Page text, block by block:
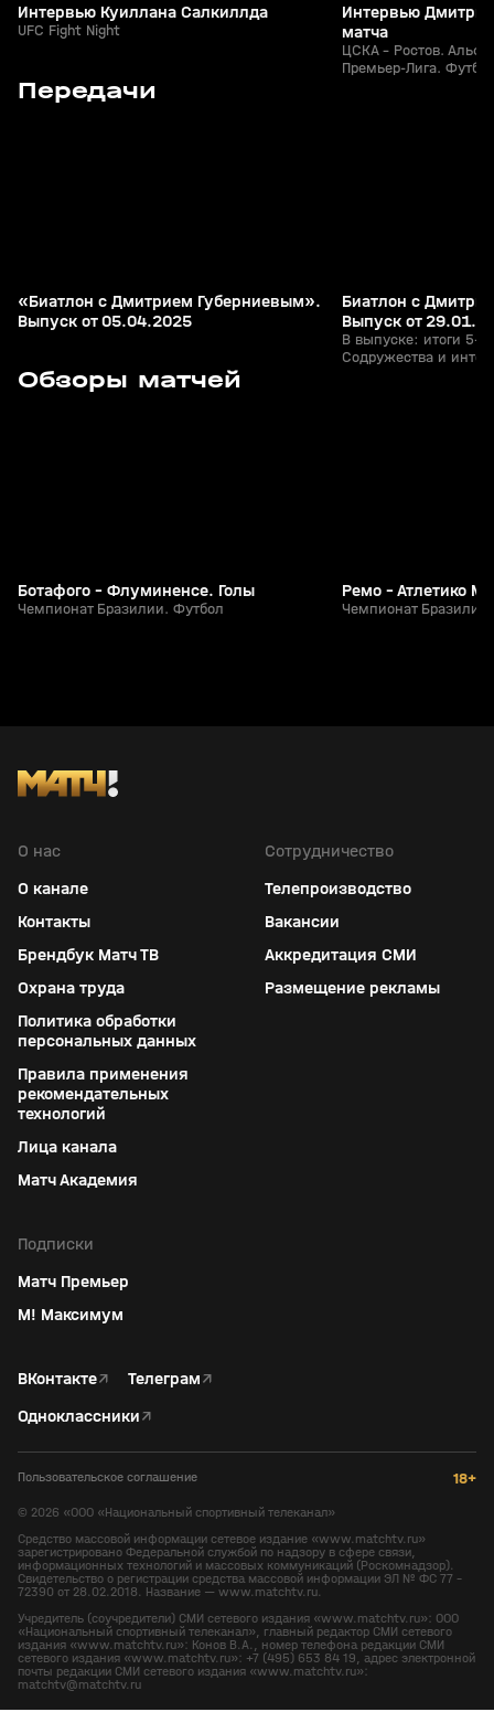
Интервью Куиллана Салкиллда
UFC Fight Night
Интервью
матча
ЦСКА - Ростов.
Премьер-Лига.
Передачи
06 апр 2025, 14:57
«Биатлон с Дмитрием Губерниевым».
Выпуск от 05.04.2025
29 янв 2023, 14:52
Биатлон с
Выпуск от
В выпуске: итоги 5-
Содружества и
Обзоры матчей
Сегодня, 11:44
Ботафого - Флуминенсе. Голы
Чемпионат Бразилии. Футбол
Сегодня, 11:43
Ремо - Атлетико
Чемпионат
О нас
О канале
Контакты
Брендбук Матч ТВ
Охрана труда
Политика обработки
персональных данных
Правила применения
рекомендательных
технологий
Лица канала
Матч Академия
Сотрудничество
Телепроизводство
Вакансии
Аккредитация СМИ
Размещение рекламы
Подписки
Матч Премьер
М! Максимум
ВКонтакте↗ Телеграм↗
Одноклассники↗
Пользовательское соглашение 18+
© 2026 «ООО «Национальный спортивный телеканал»
Средство массовой информации сетевое издание «www.matchtv.ru»
зарегистрировано Федеральной службой по надзору в сфере связи,
информационных технологий и массовых коммуникаций (Роскомнадзор).
Свидетельство о регистрации средства массовой информации ЭЛ № ФС 77 -
72390 от 28.02.2018. Название — www.matchtv.ru.
Учредитель (соучредители) СМИ сетевого издания «www.matchtv.ru»: ООО
«Национальный спортивный телеканал», главный редактор СМИ сетевого
издания «www.matchtv.ru»: Конов В.А., номер телефона редакции СМИ
сетевого издания «www.matchtv.ru»: +7 (495) 653 84 19, адрес электронной
почты редакции СМИ сетевого издания «www.matchtv.ru»:
matchtv@matchtv.ru